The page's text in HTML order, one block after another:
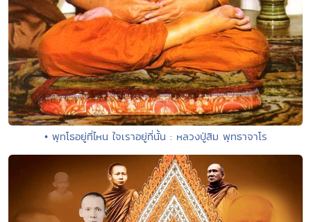
• พุทโธอยู่ที่ไหน ใจเราอยู่ที่นั้น : หลวงปู่สิม พุทธาจาโร